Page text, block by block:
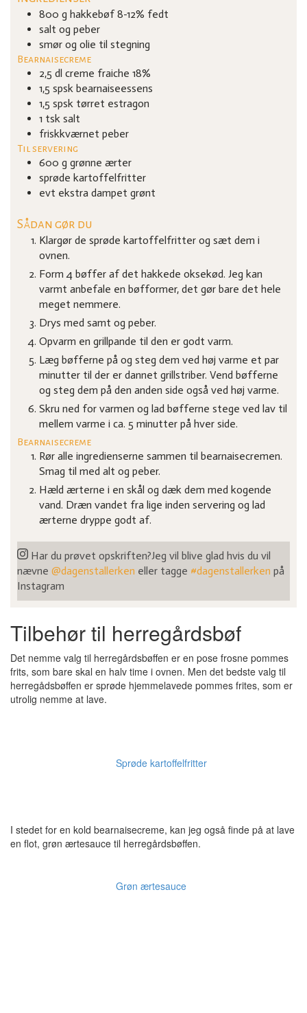
800 g hakkebøf 8-12% fedt
salt og peber
smør og olie til stegning
Bearnaisecreme
2,5 dl creme fraiche 18%
1,5 spsk bearnaiseessens
1,5 spsk tørret estragon
1 tsk salt
friskkværnet peber
Til servering
600 g grønne ærter
sprøde kartoffelfritter
evt ekstra dampet grønt
Sådan gør du
Klargør de sprøde kartoffelfritter og sæt dem i
ovnen.
Form 4 bøffer af det hakkede oksekød. Jeg kan
varmt anbefale en bøfformer, det gør bare det hele
meget nemmere.
Drys med samt og peber.
Opvarm en grillpande til den er godt varm.
Læg bøfferne på og steg dem ved høj varme et par
minutter til der er dannet grillstriber. Vend bøfferne
og steg dem på den anden side også ved høj varme.
Skru ned for varmen og lad bøfferne stege ved lav til
mellem varme i ca. 5 minutter på hver side.
Bearnaisecreme
Rør alle ingredienserne sammen til bearnaisecremen.
Smag til med alt og peber.
Hæld ærterne i en skål og dæk dem med kogende
vand. Dræn vandet fra lige inden servering og lad
ærterne dryppe godt af.
Har du prøvet opskriften?Jeg vil blive glad hvis du vil
nævne @dagenstallerken eller tagge #dagenstallerken på
Instagram
Tilbehør til herregårdsbøf
Det nemme valg til herregårdsbøffen er en pose frosne pommes
frits, som bare skal en halv time i ovnen. Men det bedste valg til
herregådsbøffen er sprøde hjemmelavede pommes frites, som er
utrolig nemme at lave.
Sprøde kartoffelfritter
I stedet for en kold bearnaisecreme, kan jeg også finde på at lave
en flot, grøn ærtesauce til herregårdsbøffen.
Grøn ærtesauce